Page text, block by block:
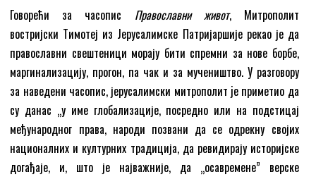
Говорећи за часопис Православни живот, Митрополит
востријски Тимотеј из Јерусалимске Патријаршије рекао је да
православни свештеници морају бити спремни за нове борбе,
маргинализацију, прогон, па чак и за мучеништво. У разговору
за наведени часопис, јерусалимски митрополит je приметио да
су данас „у име глобализације, посредно или на подстицај
међународног права, народи позвани да се одрекну својих
националних и културних традиција, да ревидирају историјске
догађаје, и, што је најважније, да „осавремене” верске